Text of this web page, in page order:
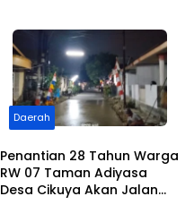
Daerah
Penantian 28 Tahun Warga
RW 07 Taman Adiyasa
Desa Cikuya Akan Jalan